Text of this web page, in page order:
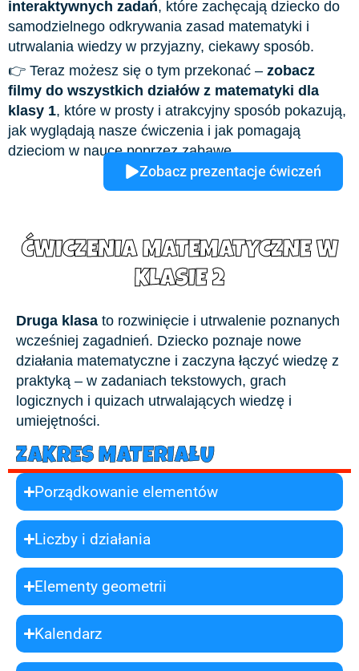
interaktywnych zadań, które zachęcają dziecko do
samodzielnego odkrywania zasad matematyki i
utrwalania wiedzy w przyjazny, ciekawy sposób.
👉 Teraz możesz się o tym przekonać – zobacz
filmy do wszystkich działów z matematyki dla
klasy 1, które w prosty i atrakcyjny sposób pokazują,
jak wyglądają nasze ćwiczenia i jak pomagają
dzieciom w nauce poprzez zabawę.
Zobacz prezentacje ćwiczeń
ĆWICZENIA MATEMATYCZNE W
KLASIE 2
Druga klasa to rozwinięcie i utrwalenie poznanych
wcześniej zagadnień. Dziecko poznaje nowe
działania matematyczne i zaczyna łączyć wiedzę z
praktyką – w zadaniach tekstowych, grach
logicznych i quizach utrwalających wiedzę i
umiejętności.
ZAKRES MATERIAŁU
Porządkowanie elementów
Liczby i działania
Elementy geometrii
Kalendarz